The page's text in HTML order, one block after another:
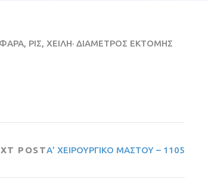
ΡΙΣ, ΧΕΙΛΗ· ΔΙΑΜΕΤΡΟΣ ΕΚΤΟΜΗΣ
POSTΑ’ ΧΕΙΡΟΥΡΓΙΚΟ ΜΑΣΤΟΥ – 1105